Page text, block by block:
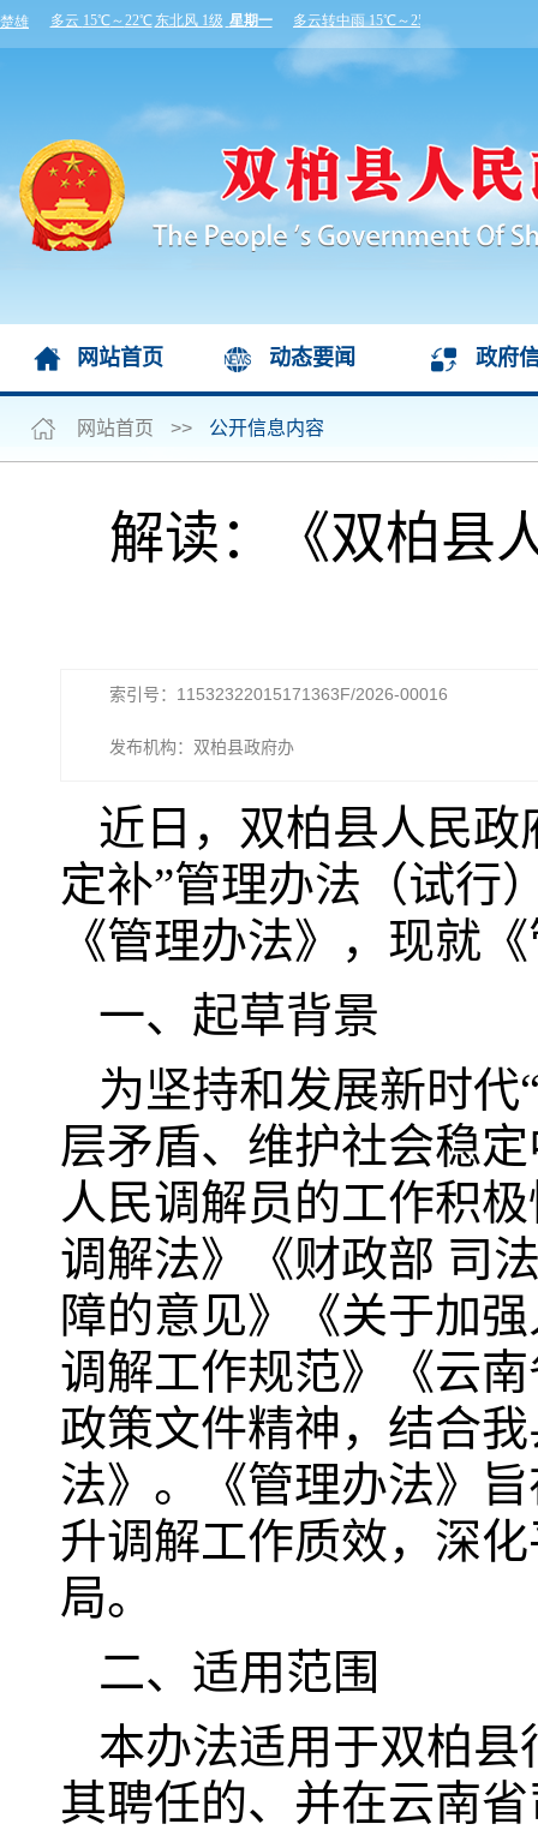
网站首页 动态要闻 政府
网站首页 >> 公开信息内容
解读：《双柏县
索引号：11532322015171363F/2026-00016
发布机构：双柏县政府办
近日，双柏县人民
定补”管理办法（试行
《管理办法》，现就
一、起草背景
为坚持和发展新时
层矛盾、维护社会稳
人民调解员的工作积
调解法》《财政部 司
障的意见》《关于加
调解工作规范》《云
政策文件精神，结合
法》。《管理办法》
升调解工作质效，深
局。
二、适用范围
本办法适用于双柏
其聘任的、并在云南